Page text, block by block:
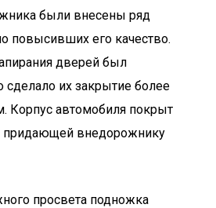
были внесены ряд
повысивших его качество.
дверей был
сделало их закрытие более
автомобиля покрыт
придающей внедорожнику
просвета подножка